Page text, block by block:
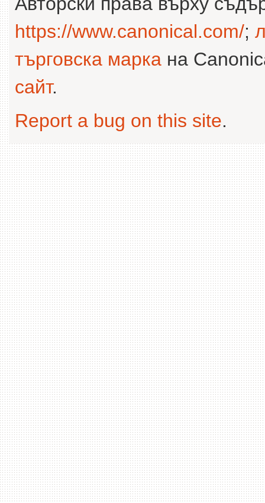
https://www.canonical.com/;
търговска марка на
сайт.
Report a bug on this site.